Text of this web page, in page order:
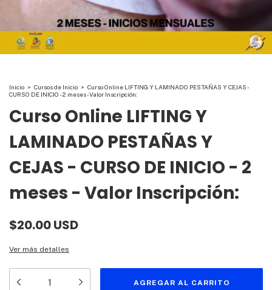
Inicio > Cursos de Inicio > Curso Online LIFTING Y LAMINADO PESTAÑAS Y CEJAS -
CURSO DE INICIO - 2 meses - Valor Inscripción:
Curso Online LIFTING Y
LAMINADO PESTAÑAS Y
CEJAS - CURSO DE INICIO - 2
meses - Valor Inscripción:
$20.00 USD
Ver más detalles